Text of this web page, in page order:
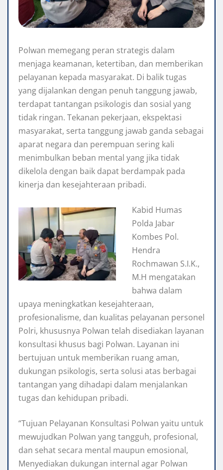
Polwan memegang peran strategis dalam
menjaga keamanan, ketertiban, dan memberikan
pelayanan kepada masyarakat. Di balik tugas
yang dijalankan dengan penuh tanggung jawab,
terdapat tantangan psikologis dan sosial yang
tidak ringan. Tekanan pekerjaan, ekspektasi
masyarakat, serta tanggung jawab ganda sebagai
aparat negara dan perempuan sering kali
menimbulkan beban mental yang jika tidak
dikelola dengan baik dapat berdampak pada
kinerja dan kesejahteraan pribadi.
Kabid Humas
Polda Jabar
Kombes Pol.
Hendra
Rochmawan S.I.K.,
M.H mengatakan
bahwa dalam
upaya meningkatkan kesejahteraan,
profesionalisme, dan kualitas pelayanan personel
Polri, khususnya Polwan telah disediakan layanan
konsultasi khusus bagi Polwan. Layanan ini
bertujuan untuk memberikan ruang aman,
dukungan psikologis, serta solusi atas berbagai
tantangan yang dihadapi dalam menjalankan
tugas dan kehidupan pribadi.
“Tujuan Pelayanan Konsultasi Polwan yaitu untuk
mewujudkan Polwan yang tangguh, profesional,
dan sehat secara mental maupun emosional,
Menyediakan dukungan internal agar Polwan